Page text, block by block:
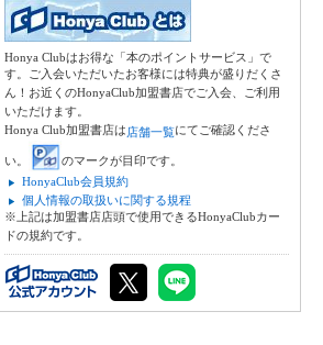
Honya Clubはお得な「本のポイントサービス」で
す。ご入会いただいたお客様には特典が盛りだくさ
ん！お近くのHonyaClub加盟書店でご入会、ご利用
いただけます。
Honya Club加盟書店は店舗一覧にてご確認くださ
い。
のマークが目印です。
HonyaClub会員規約
個人情報の取扱いに関する規程
※上記は加盟書店店頭で使用できるHonyaClubカー
ドの規約です。